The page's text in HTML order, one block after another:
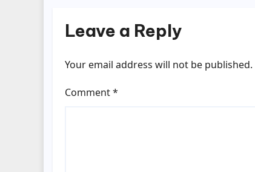
Leave a Reply
Your email address will not be published.
Comment*